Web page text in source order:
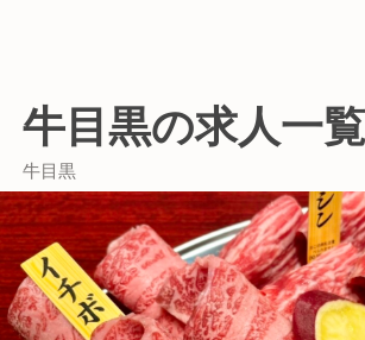
店舗の規模感も、大きすぎず小さす
魅力の一つです。また、駅からのア
日々の働きやすさにも配慮しています
提供する焼肉においては部位ごとに
供方法を追求し、肉本来の旨みを最
とを徹底しています。
牛目黒の求人一覧
牛目黒